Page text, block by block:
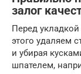
залог
Перед
этого удаляем
и убирая
шпателем,